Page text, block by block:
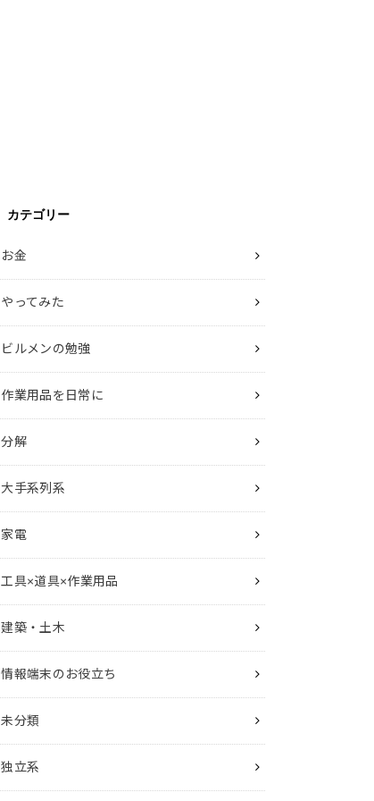
カテゴリー
お金
やってみた
ビルメンの勉強
作業用品を日常に
分解
大手系列系
家電
工具×道具×作業用品
建築・土木
情報端末のお役立ち
未分類
独立系